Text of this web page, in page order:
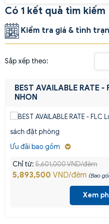
Có 1 kết quả tìm kiếm
Kiểm tra giá & tình
Sắp xếp theo:
BEST AVAILABLE RATE -
NHON
sách đặt phòng
Ưu đãi bao gồm
Chỉ từ: 5,601,000 VND/đêm
5,893,500 VND/đêm (Bao
Xem